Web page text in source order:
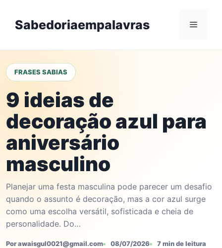
contentSabedoriaempalavras Menu
FRASES SABIAS
9 ideias de
decoração azul para
aniversário
masculino
Planejar uma festa masculina pode parecer um desafio
quando o assunto é decoração, mas a cor azul surge
como uma escolha versátil, sofisticada e cheia de
personalidade. Do…
Por awaisgul0021@gmail.com 08/07/2026 7 min de leitura